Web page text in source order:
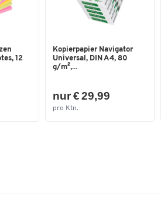
12
Kopierpapier Navigator
Universal, DIN A4, 80
g/m²,...
nur € 29,99
pro Ktn.